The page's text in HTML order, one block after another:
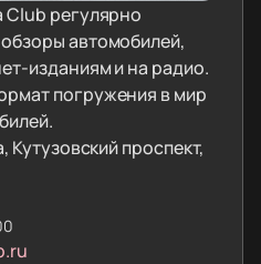
Club регулярно
автомобилей,
изданиям и на радио.
погружения в мир
Кутузовский проспект,